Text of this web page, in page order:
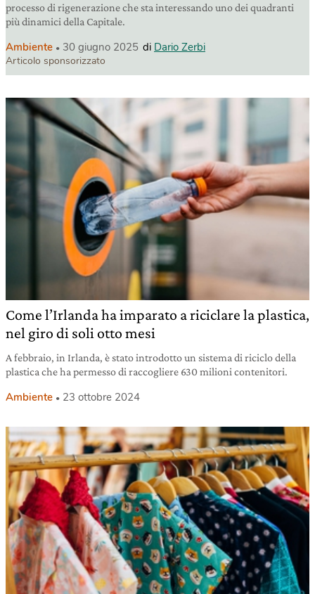
processo di rigenerazione che sta interessando uno dei quadranti
più dinamici della Capitale.
Ambiente 30 giugno 2025 di Dario Zerbi
Articolo sponsorizzato
Come l’Irlanda ha imparato a riciclare la plastica,
nel giro di soli otto mesi
A febbraio, in Irlanda, è stato introdotto un sistema di riciclo della
plastica che ha permesso di raccogliere 630 milioni contenitori.
Ambiente 23 ottobre 2024